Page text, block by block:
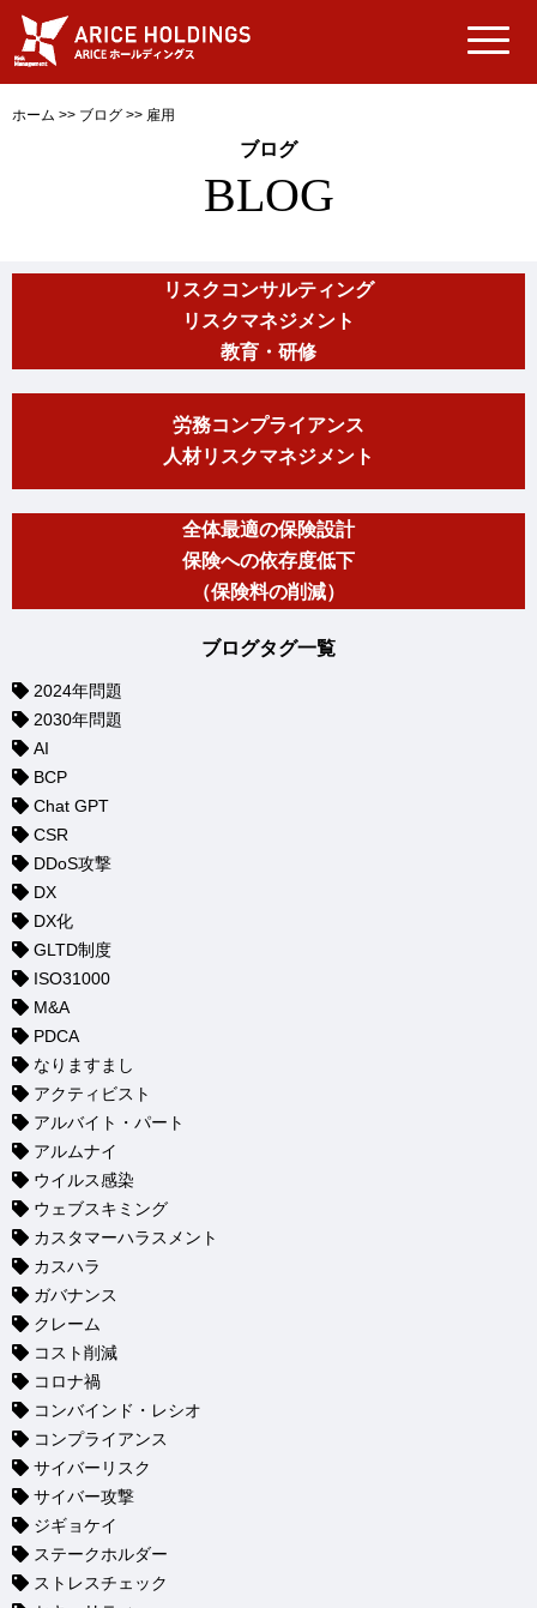
ホーム >> ブログ >> 雇用
ブログ
BLOG
リスクコンサルティング
リスクマネジメント
教育・研修
労務コンプライアンス
人材リスクマネジメント
全体最適の保険設計
保険への依存度低下
（保険料の削減）
ブログタグ一覧
2024年問題
2030年問題
AI
BCP
Chat GPT
CSR
DDoS攻撃
DX
DX化
GLTD制度
ISO31000
M&A
PDCA
なりますまし
アクティビスト
アルバイト・パート
アルムナイ
ウイルス感染
ウェブスキミング
カスタマーハラスメント
カスハラ
ガバナンス
クレーム
コスト削減
コロナ禍
コンバインド・レシオ
コンプライアンス
サイバーリスク
サイバー攻撃
ジギョケイ
ステークホルダー
ストレスチェック